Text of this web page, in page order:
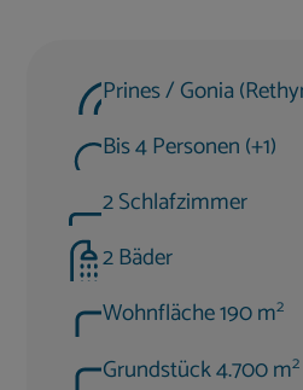
Prines / Gonia
Bis 4 Personen (+1)
2 Schlafzimmer
2 Bäder
Wohnfläche 190 m2
Grundstück 4.700 m2